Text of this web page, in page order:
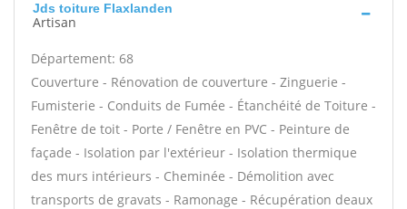
Jds toiture Flaxlanden
Artisan
Département: 68
Couverture - Rénovation de couverture - Zinguerie -
Fumisterie - Conduits de Fumée - Étanchéité de Toiture -
Fenêtre de toit - Porte / Fenêtre en PVC - Peinture de
façade - Isolation par l'extérieur - Isolation thermique
des murs intérieurs - Cheminée - Démolition avec
transports de gravats - Ramonage - Récupération deaux